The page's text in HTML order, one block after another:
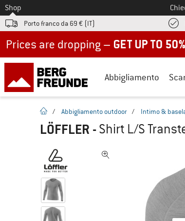
Allo
Shop
Porto franco da 69 € (IT)
Abbigliamento
pagina iniziale
/ Abbigliamento outdoor / Intimo &
LÖFFLER -Shirt L/S